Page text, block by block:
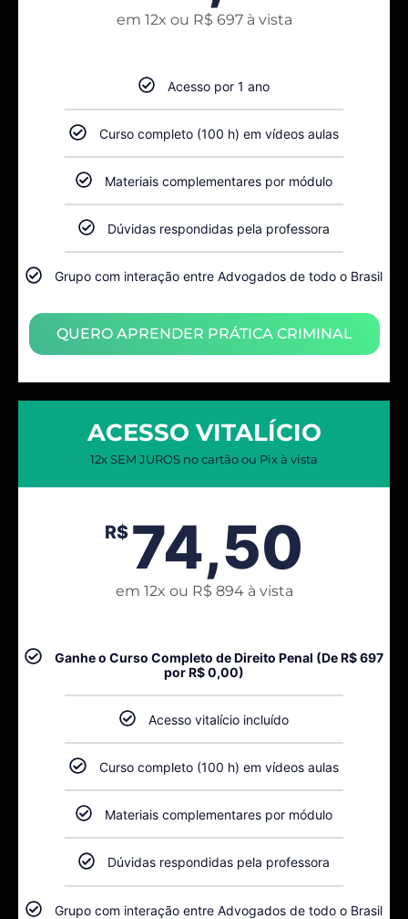
em 12x ou R$ 697 à vista
Acesso por 1 ano
Curso completo (100 h) em vídeos aulas
Materiais complementares por módulo
Dúvidas respondidas pela professora
Grupo com interação entre Advogados de todo o Brasil
QUERO APRENDER PRÁTICA CRIMINAL
ACESSO VITALÍCIO
12x SEM JUROS no cartão ou Pix à vista
R$ 74,50
em 12x ou R$ 894 à vista
Ganhe o Curso Completo de Direito Penal (De R$ 697
por R$ 0,00)
Acesso vitalício incluído
Curso completo (100 h) em vídeos aulas
Materiais complementares por módulo
Dúvidas respondidas pela professora
Grupo com interação entre Advogados de todo o Brasil